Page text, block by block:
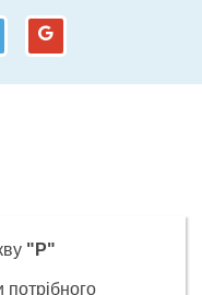
gp
"Р"